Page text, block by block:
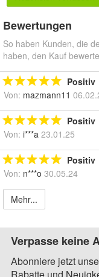
Bewertungen
So haben Kunden, die
haben, den Kauf
Positiv
Von: mazmann11
Positiv
Von: i***a 23.01.25
Positiv
Von: n***o 30.05.24
Mehr...
Verpasse keine
Abonniere jetzt